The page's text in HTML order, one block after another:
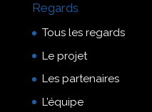
Regards
Tous les regards
Le projet
Les partenaires
L’équipe